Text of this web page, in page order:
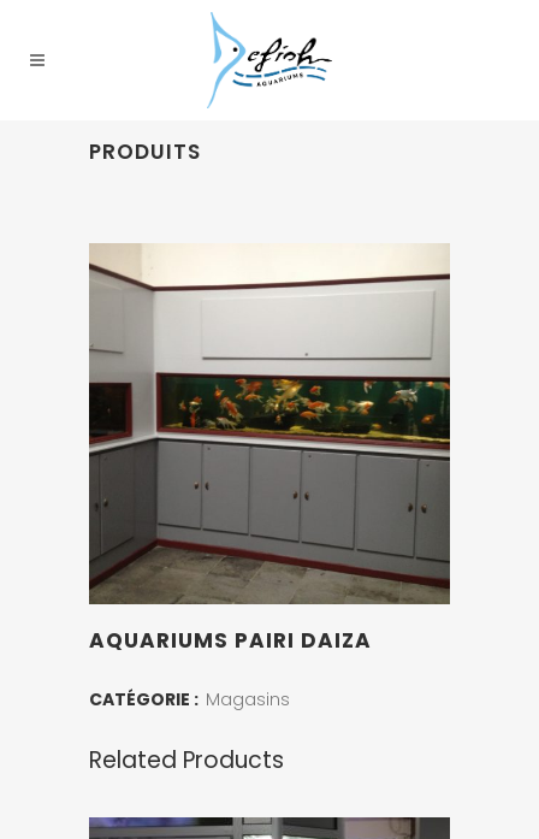
PRODUITS
AQUARIUMS PAIRI DAIZA
CATÉGORIE : Magasins
Related Products